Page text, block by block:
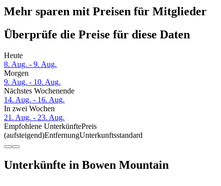
Mehr sparen mit Preisen für Mitglieder
Überprüfe die Preise für diese Daten
Heute
8. Aug. - 9. Aug.
Morgen
9. Aug. - 10. Aug.
Nächstes Wochenende
14. Aug. - 16. Aug.
In zwei Wochen
21. Aug. - 23. Aug.
Empfohlene UnterkünftePreis
(aufsteigend)EntfernungUnterkunftsstandard
Unterkünfte in Bowen Mountain